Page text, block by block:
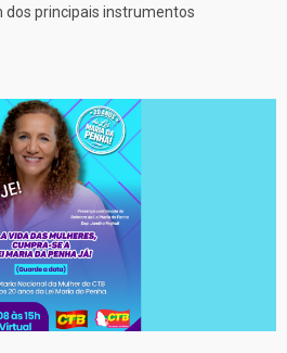
principais instrumentos